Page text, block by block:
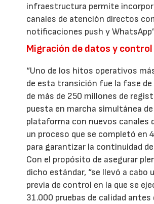
infraestructura permite
canales de atención directos
notificaciones push y
Migración de datos y control
“Uno de los hitos operativos
de esta transición fue la fase
de más de 250 millones de
puesta en marcha simultánea de
plataforma con nuevos canales
un proceso que se completó en
para garantizar la continuidad
Con el propósito de asegurar
dicho estándar, “se llevó a cabo
previa de control en la que se
31.000 pruebas de calidad antes